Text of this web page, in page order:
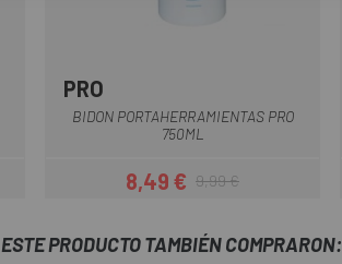
PRO
BIDON PORTAHERRAMIENTAS PRO
750ML
Precio
8,49 €Precio regular
9,99 €
PRODUCTO TAMBIÉN COMPRARON: